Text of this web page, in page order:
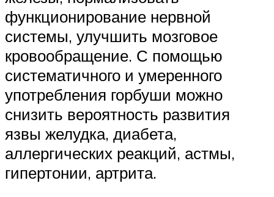
функционирование нервной
системы, улучшить мозговое
кровообращение. С помощью
систематичного и умеренного
употребления горбуши можно
снизить вероятность развития
язвы желудка, диабета,
аллергических реакций, астмы,
гипертонии, артрита.